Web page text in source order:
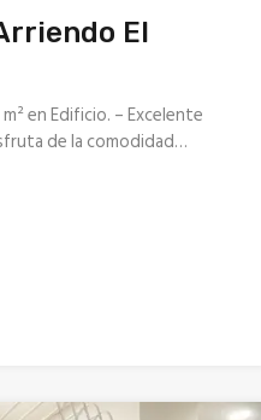
El
en Edificio. – Excelente
de la comodidad…